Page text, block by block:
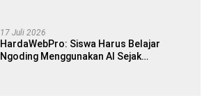
17 Juli 2026
HardaWebPro: Siswa Harus Belajar
Ngoding Menggunakan AI Sejak